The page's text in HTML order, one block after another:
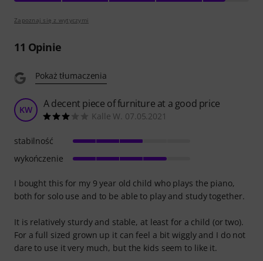
Zapoznaj się z wytyczymi
11 Opinie
Pokaż tłumaczenia
KW A decent piece of furniture at a good price
Kalle W. 07.05.2021
I bought this for my 9 year old child who plays the piano,
both for solo use and to be able to play and study together.
It is relatively sturdy and stable, at least for a child (or two).
For a full sized grown up it can feel a bit wiggly and I do not
dare to use it very much, but the kids seem to like it.
stabilność
wykończenie